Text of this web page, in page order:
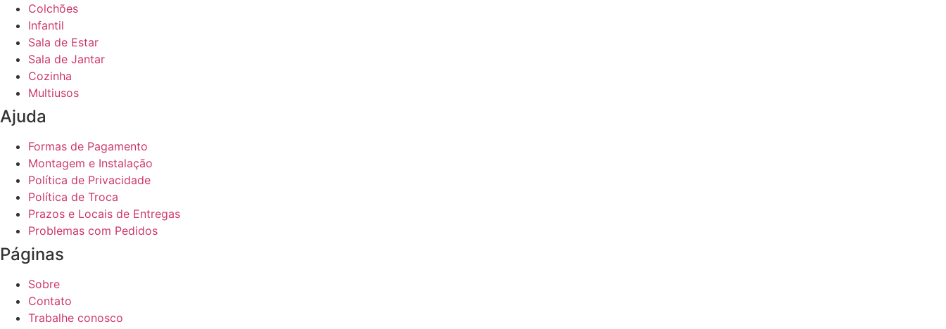
Colchões
Infantil
Sala de Estar
Sala de Jantar
Cozinha
Multiusos
Ajuda
Formas de Pagamento
Montagem e Instalação
Política de Privacidade
Política de Troca
Prazos e Locais de Entregas
Problemas com Pedidos
Páginas
Sobre
Contato
Trabalhe conosco